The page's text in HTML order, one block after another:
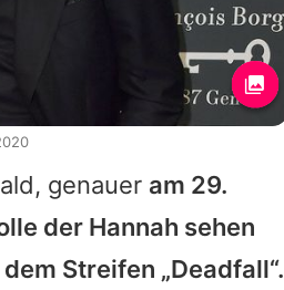
genauer am 29.
der Hannah sehen
Streifen „Deadfall“.